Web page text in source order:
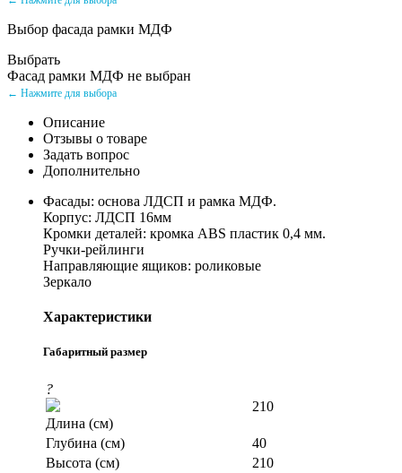
Выбор фасада рамки МДФ
Выбрать
Фасад рамки МДФ не выбран
← Нажмите для выбора
Описание
Отзывы о товаре
Задать вопрос
Дополнительно
Фасады: основа ЛДСП и рамка МДФ.
Корпус: ЛДСП 16мм
Кромки деталей: кромка ABS пластик 0,4 мм.
Ручки-рейлинги
Направляющие ящиков: роликовые
Зеркало
Характеристики
Габаритный размер
?
Длина (см)
210
Глубина (см)
40
Высота (см)
210